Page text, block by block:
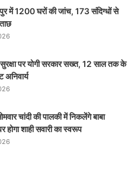
में 1200 घरों की जांच, 173 संदिग्धों से
पर योगी सरकार सख्त, 12 साल तक के
चांदी की पालकी में निकलेंगे बाबा
होगा शाही सवारी का स्वरूप